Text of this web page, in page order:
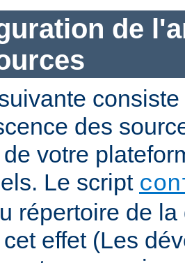
de
des
votre
Le script
répertoire de
effet (Les